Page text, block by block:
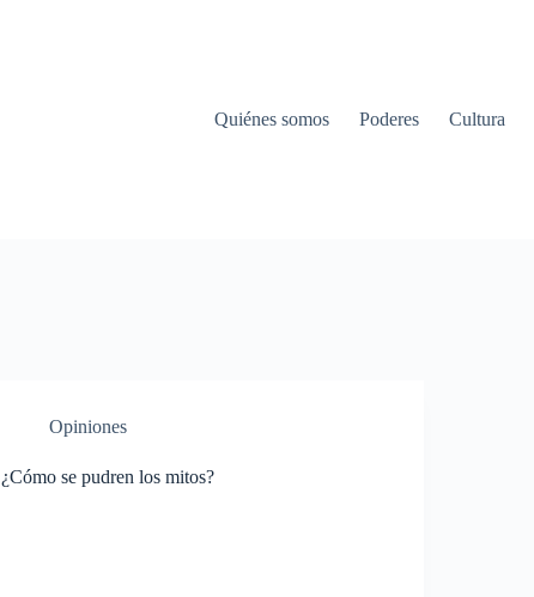
Quiénes somos Poderes Cultura
Opiniones
¿Cómo se pudren los mitos?